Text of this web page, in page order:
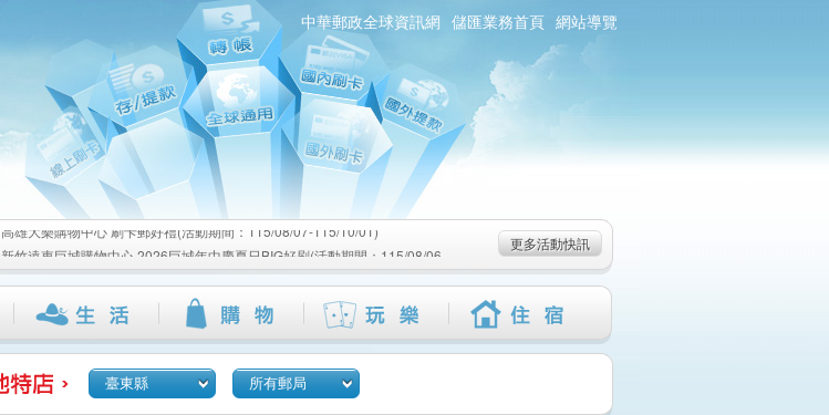
中華郵政全球資訊網 儲匯業務首頁 網站導覽
高雄大樂購物中心 刷卡郵好禮(活動期間：115/08/07-115/10/01)
新竹遠東巨城購物中心 2026巨城年中慶夏日BIG好刷(活動期間：115/08/06-
115/08/26)
臺北三創生活 有點東西第2波 刷卡郵好禮(活動期間：115/08/06-115/09/02)
高雄大樂購物中心 刷卡郵好禮(活動期間：115/08/07-115/10/01)
新竹遠東巨城購物中心 2026巨城年中慶夏日BIG好刷(活動期間：115/08/06-
115/08/26)
臺北三創生活 有點東西第2波 刷卡郵好禮(活動期間：115/08/06-115/09/02)
更多活動快訊
臺東縣 所有郵局